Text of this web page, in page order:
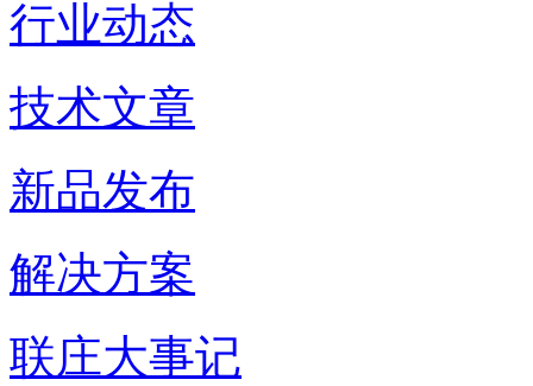
行业动态
技术文章
新品发布
解决方案
联庄大事记